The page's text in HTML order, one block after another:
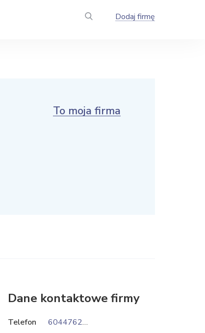
Dodaj firmę
To moja firma
Dane kontaktowe firmy
Telefon
604476214